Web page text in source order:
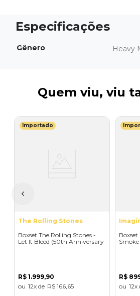
Gênero Heavy
Quem viu, viu
Importado
The Rolling Stones
Boxset The Rolling Stones -
Let It Bleed (50th Anniversary
R$ 1.999,90
12
R$ 166 65
R$
12